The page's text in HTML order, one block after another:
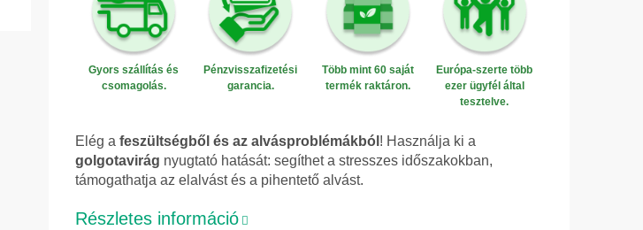
Gyors szállítás és
csomagolás.
Pénzvisszafizetési
garancia.
Több mint 60 saját
termék raktáron.
Európa-szerte több
ezer ügyfél által
tesztelve.
Elég a feszültségből és az alvásproblémákból ! Használja ki a
golgotavirág nyugtató hatását: segíthet a stresszes időszakokban,
támogathatja az elalvást és a pihentető alvást.
Részletes információ